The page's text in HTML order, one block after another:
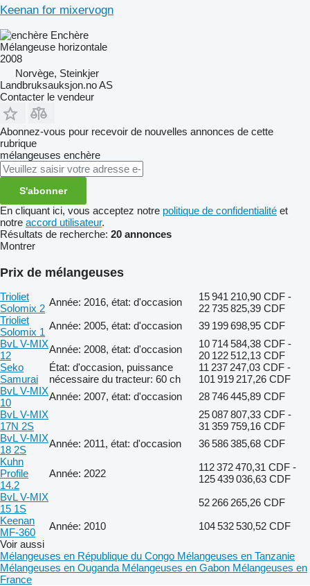
Keenan for mixervogn
Enchère
Mélangeuse horizontale
2008
Norvège, Steinkjer
Landbruksauksjon.no AS
Contacter le vendeur
Abonnez-vous pour recevoir de nouvelles annonces de cette
rubrique
mélangeuses enchère
S'abonner
En cliquant ici, vous acceptez notre politique de confidentialité et
notre accord utilisateur.
Résultats de recherche: 20 annonces
Montrer
Prix de mélangeuses
Trioliet
Solomix 2
Année: 2016, état: d'occasion
15 941 210,90 CDF -
22 735 825,39 CDF
Trioliet
Solomix 1
Année: 2005, état: d'occasion
39 199 698,95 CDF
BvL V-MIX
12
Année: 2008, état: d'occasion
10 714 584,38 CDF -
20 122 512,13 CDF
Seko
Samurai
État: d'occasion, puissance
nécessaire du tracteur: 60 ch
11 237 247,03 CDF -
101 919 217,26 CDF
BvL V-MIX
10
Année: 2007, état: d'occasion
28 746 445,89 CDF
BvL V-MIX
17N 2S
25 087 807,33 CDF -
31 359 759,16 CDF
BvL V-MIX
18 2S
Année: 2011, état: d'occasion
36 586 385,68 CDF
Kuhn
Profile
14.2
Année: 2022
112 372 470,31 CDF -
125 439 036,63 CDF
BvL V-MIX
15 1S
52 266 265,26 CDF
Keenan
MF-360
Année: 2010
104 532 530,52 CDF
Voir aussi
Mélangeuses en République du Congo Mélangeuses en Tanzanie
Mélangeuses en Ouganda Mélangeuses en Gabon Mélangeuses en
France